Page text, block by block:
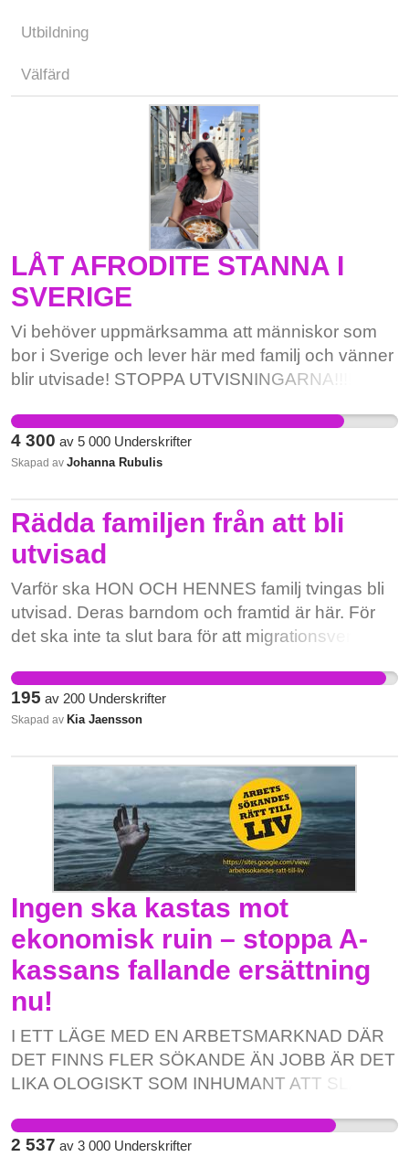
Utbildning
Välfärd
LÅT AFRODITE STANNA I
SVERIGE
Vi behöver uppmärksamma att människor som
bor i Sverige och lever här med familj och vänner
blir utvisade! STOPPA UTVISNINGARNA!!!!!
4 300 av 5 000 Underskrifter
Skapad av Johanna Rubulis
Rädda familjen från att bli
utvisad
Varför ska HON OCH HENNES familj tvingas bli
utvisad. Deras barndom och framtid är här. För
det ska inte ta slut bara för att migrationsverket
195 av 200 Underskrifter
Skapad av Kia Jaensson
Ingen ska kastas mot
ekonomisk ruin – stoppa A-
kassans fallande ersättning
nu!
I ETT LÄGE MED EN ARBETSMARKNAD DÄR
DET FINNS FLER SÖKANDE ÄN JOBB ÄR DET
LIKA OLOGISKT SOM INHUMANT ATT SLÅ
tidigare skådad grymhet i Sverige. Tonläget hittills
2 537 av 3 000 Underskrifter